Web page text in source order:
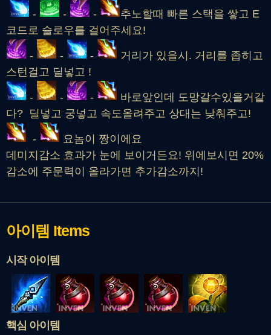
- - -
추노할때 빠른 스택을 쌓고 E
코드로 슬로우를 걸어주세요!
- - -
거리가 있을시. 거리를 좁히고
스턴걸고 딜넣고 !
- - -
바로앞인데 도망갈수있을거같
다? 딜넣고 궁넣고 속도올려주고 상대는 낮춰주고!
-
요놈이 짱이에요
데미지감소 효과가 눈에 보이거든요! 위에보시면 20%
감소에 주문력이 올라가면 추가감소까지!
아이템 Items
시작 아이템
핵심 아이템